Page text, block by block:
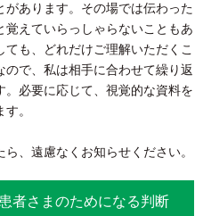
あります。その場では伝わった
えていらっしゃらないこともあ
も、どれだけご理解いただくこ
ので、私は相手に合わせて繰り返
。必要に応じて、視覚的な資料を
。
、遠慮なくお知らせください。
者さまのためになる判断